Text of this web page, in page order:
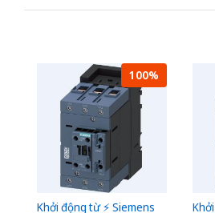
100%
Khởi động từ ⚡️ Siemens